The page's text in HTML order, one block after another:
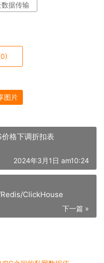
据传输
图片
格下调折扣表
2024年3月1日 am10:24
ClickHouse
下一篇 »